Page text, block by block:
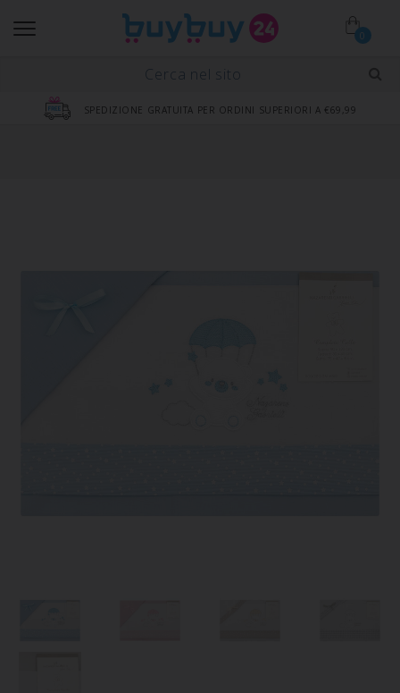
0
SPEDIZIONE GRATUITA PER ORDINI SUPERIORI A €69,99